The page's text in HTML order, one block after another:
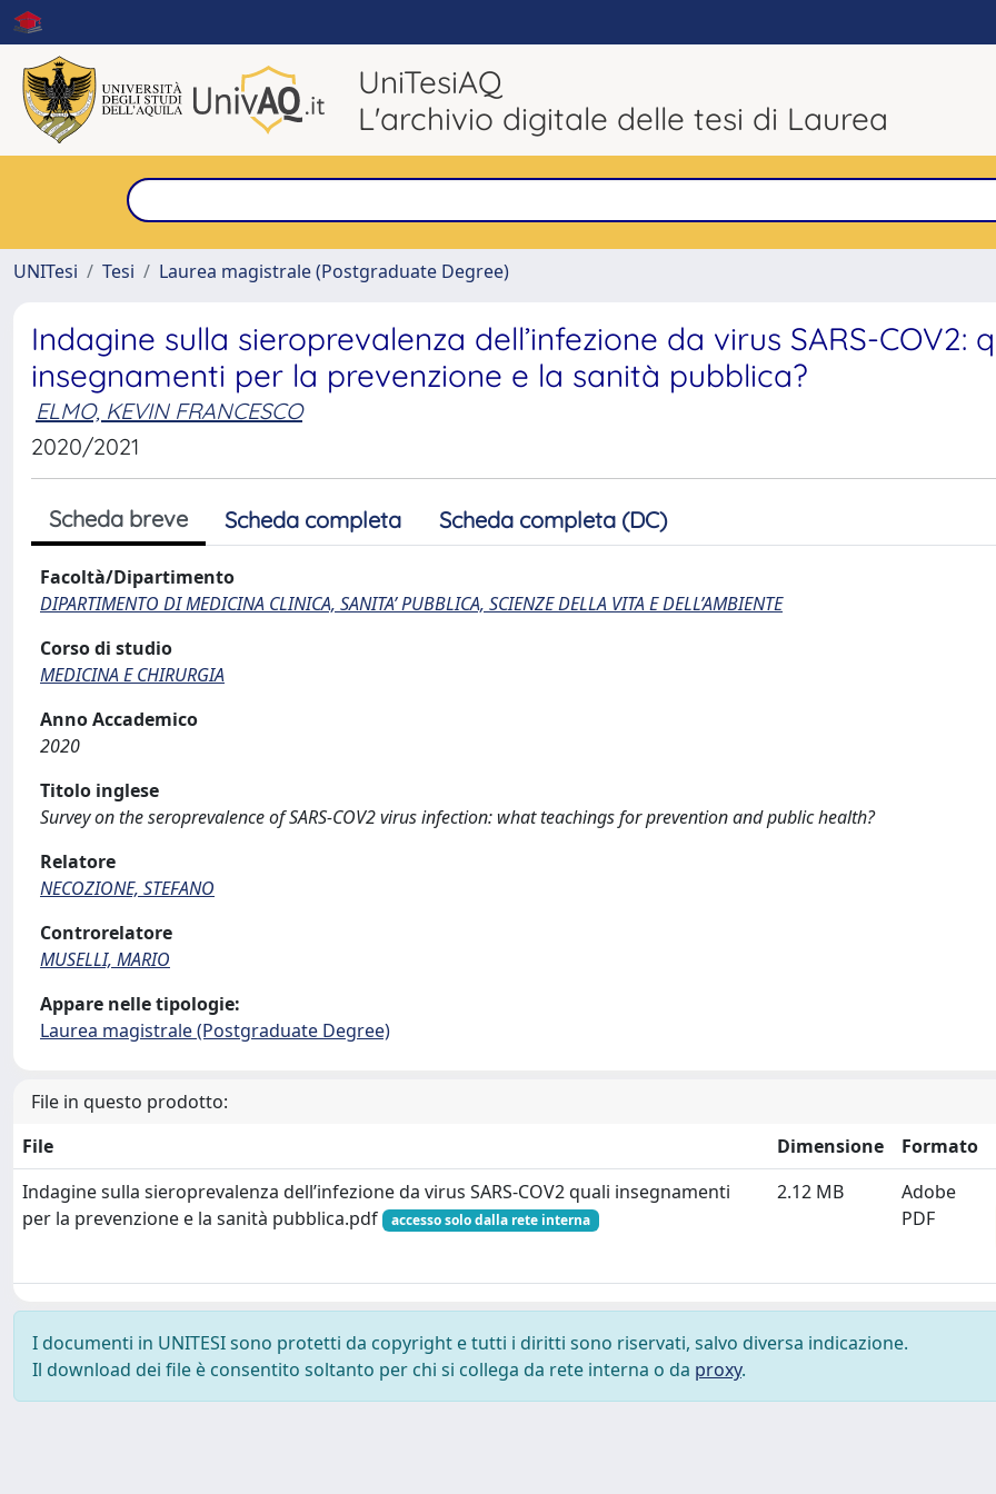
UniTesiAQ
L'archivio digitale delle tesi di Laurea
UNITesi
Tesi Laurea magistrale (Postgraduate Degree)
Indagine sulla sieroprevalenza dell’infezione da virus SARS-COV2:
insegnamenti per la prevenzione e la sanità pubblica?
ELMO, KEVIN FRANCESCO
2020/2021
Scheda breve Scheda completa Scheda completa (DC)
Facoltà/Dipartimento
DIPARTIMENTO DI MEDICINA CLINICA, SANITA’ PUBBLICA, SCIENZE DELLA VITA E DELL’AMBIENTE
Corso di studio
MEDICINA E CHIRURGIA
Anno Accademico
2020
Titolo inglese
Survey on the seroprevalence of SARS-COV2 virus infection: what teachings for prevention and public health?
Relatore
NECOZIONE, STEFANO
Controrelatore
MUSELLI, MARIO
Appare nelle tipologie:
Laurea magistrale (Postgraduate Degree)
File in questo prodotto:
File
Dimensione
Formato
Indagine sulla sieroprevalenza dell’infezione da virus SARS-COV2 quali insegnamenti
per la prevenzione e la sanità pubblica.pdf
accesso solo dalla rete interna
2.12 MB
Adobe
PDF
I documenti in UNITESI sono protetti da copyright e tutti i diritti sono riservati, salvo diversa indicazione.
Il download dei file è consentito soltanto per chi si collega da rete interna o da proxy.